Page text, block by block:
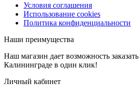
Условия соглашения
Использование cookies
Политика конфиденциальности
Наши преимущества
Наш магазин дает возможность заказать
Калининграде в один клик!
Личный кабинет